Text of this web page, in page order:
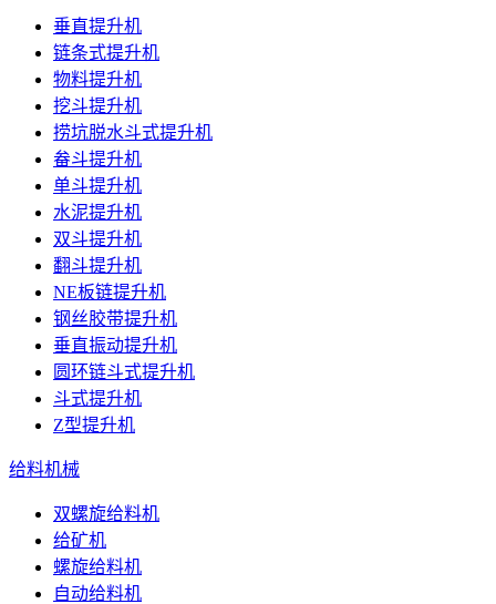
垂直提升机
链条式提升机
物料提升机
挖斗提升机
捞坑脱水斗式提升机
畚斗提升机
单斗提升机
水泥提升机
双斗提升机
翻斗提升机
NE板链提升机
钢丝胶带提升机
垂直振动提升机
圆环链斗式提升机
斗式提升机
Z型提升机
给料机械
双螺旋给料机
给矿机
螺旋给料机
自动给料机